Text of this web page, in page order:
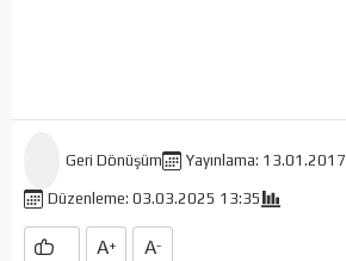
Geri Dönüşüm Yayınlama: 13.01.2017
Düzenleme: 03.03.2025 13:35
A+ A-